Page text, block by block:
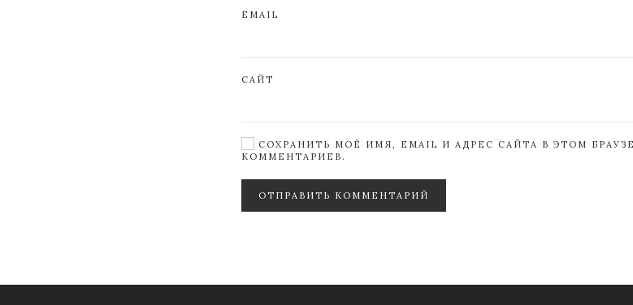
EMAIL
САЙТ
СОХРАНИТЬ МОЁ ИМЯ, EMAIL И АДРЕС САЙТА В ЭТОМ
КОММЕНТАРИЕВ.
ОТПРАВИТЬ КОММЕНТАРИЙ